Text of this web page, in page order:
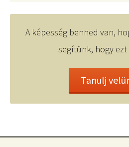
A képesség benned van,
segítünk, hogy ezt
Tanulj